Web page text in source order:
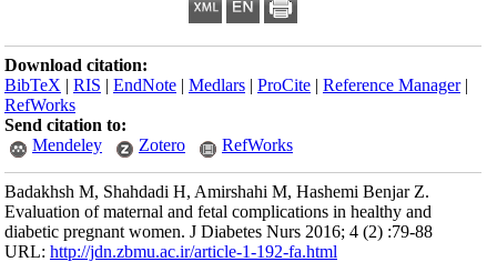
Download citation:
BibTeX |RIS |EndNote |Medlars |ProCite |Reference Manager
RefWorks
Send citation to:
Mendeley
Zotero RefWorks
Badakhsh M, Shahdadi H, Amirshahi M, Hashemi Benjar Z.
Evaluation of maternal and fetal complications in healthy and
diabetic pregnant women. J Diabetes Nurs 2016; 4 (2) :79-88
URL:http://jdn.zbmu.ac.ir/article-1-192-fa.html